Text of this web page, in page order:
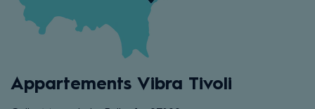
Appartements Vibra Tivoli